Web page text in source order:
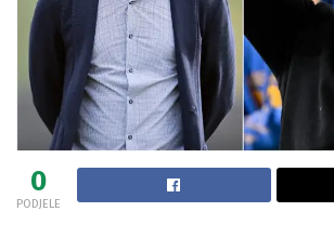
0
PODJELE